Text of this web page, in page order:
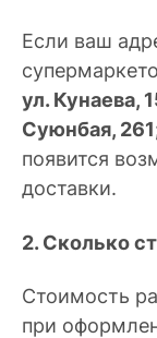
Если ваш
ул. Кунаева,
Суюнбая,
появится
доставки.
2. Сколько
Стоимость
при